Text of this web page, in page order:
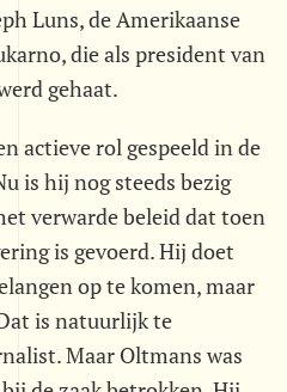
Luns, de Amerikaanse
die als president van
gehaat.
actieve rol gespeeld in de
is hij nog steeds bezig
verwarde beleid dat toen
is gevoerd. Hij doet
op te komen, maar
is natuurlijk te
Maar Oltmans was